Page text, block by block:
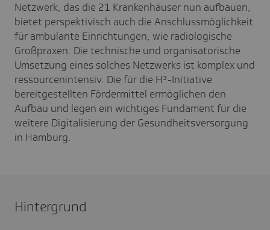
Netzwerk, das die 21 Krankenhäuser nun aufbauen,
bietet perspektivisch auch die Anschlussmöglichkeit
für ambulante Einrichtungen, wie radiologische
Großpraxen. Die technische und organisatorische
Umsetzung eines solches Netzwerks ist komplex und
ressourcenintensiv. Die für die H³-Initiative
bereitgestellten Fördermittel ermöglichen den
Aufbau und legen ein wichtiges Fundament für die
weitere Digitalisierung der Gesundheitsversorgung
in Hamburg.
Hintergrund